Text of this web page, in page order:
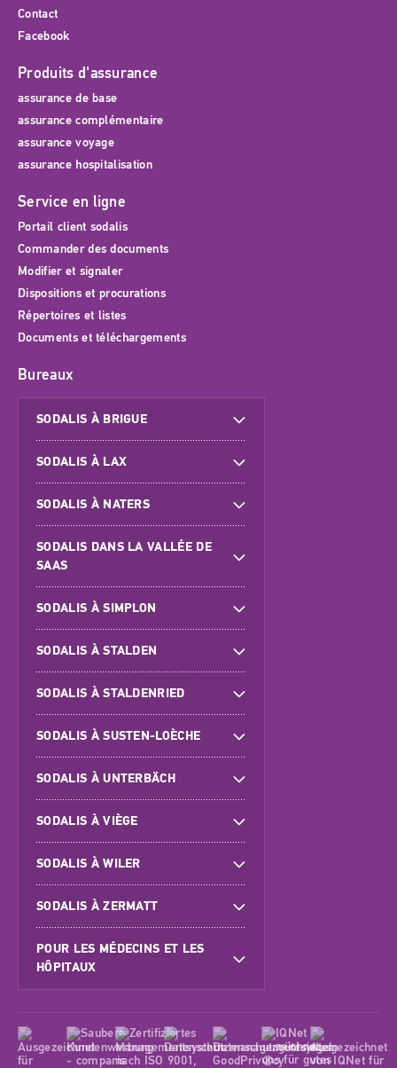
Contact
Facebook
Produits d'assurance
assurance de base
assurance complémentaire
assurance voyage
assurance hospitalisation
Service en ligne
Portail client sodalis
Commander des documents
Modifier et signaler
Dispositions et procurations
Répertoires et listes
Documents et téléchargements
Bureaux
SODALIS À BRIGUE
SODALIS À LAX
SODALIS À NATERS
SODALIS DANS LA VALLÉE DE
SAAS
SODALIS À SIMPLON
SODALIS À STALDEN
SODALIS À STALDENRIED
SODALIS À SUSTEN-LOÈCHE
SODALIS À UNTERBÄCH
SODALIS À VIÈGE
SODALIS À WILER
SODALIS À ZERMATT
POUR LES MÉDECINS ET LES
HÔPITAUX